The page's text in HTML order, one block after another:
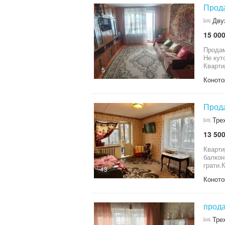
5
15
Не
13
13